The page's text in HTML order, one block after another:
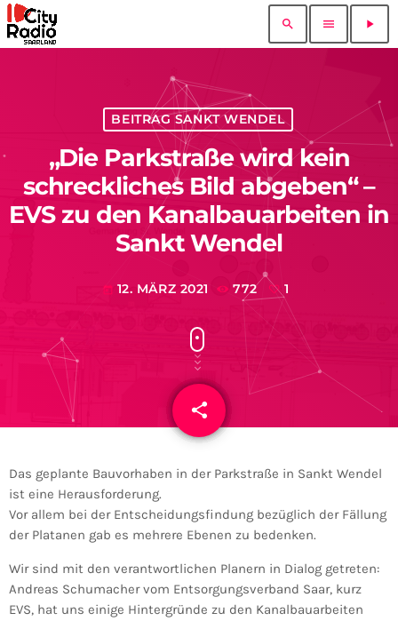
search menu play_arrow
BEITRAG SANKT WENDEL
„Die Parkstraße wird kein
schreckliches Bild abgeben“ –
EVS zu den Kanalbauarbeiten in
Sankt Wendel
today 12. MÄRZ 2021 772 1
share
email
Das geplante Bauvorhaben in der Parkstraße in Sankt Wendel
ist eine Herausforderung.
Vor allem bei der Entscheidungsfindung bezüglich der Fällung
der Platanen gab es mehrere Ebenen zu bedenken.
Wir sind mit den verantwortlichen Planern in Dialog getreten:
Andreas Schumacher vom Entsorgungsverband Saar, kurz
EVS, hat uns einige Hintergründe zu den Kanalbauarbeiten